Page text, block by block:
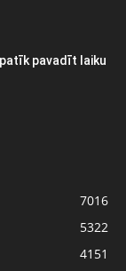
pavadīt laiku
7016
5322
4151